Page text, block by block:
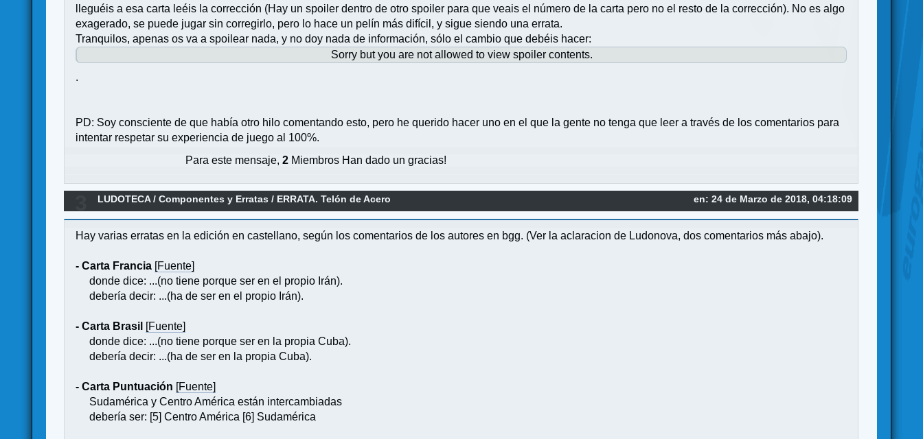
lleguéis a esa carta leéis la corrección (Hay un spoiler dentro de otro spoiler para que veais el número de la carta pero no el resto de la corrección). No es algo
exagerado, se puede jugar sin corregirlo, pero lo hace un pelín más difícil, y sigue siendo una errata.
Tranquilos, apenas os va a spoilear nada, y no doy nada de información, sólo el cambio que debéis hacer:
Sorry but you are not allowed to view spoiler contents.
.
PD: Soy consciente de que había otro hilo comentando esto, pero he querido hacer uno en el que la gente no tenga que leer a través de los comentarios para
intentar respetar su experiencia de juego al 100%.
Para este mensaje,2 Miembros Han dado un gracias!
en: 24 de Marzo de 2018, 04:18:09
LUDOTECA/Componentes y Erratas / ERRATA. Telón de Acero
Hay varias erratas en la edición en castellano, según los comentarios de los autores en bgg. (Ver la aclaracion de Ludonova, dos comentarios más abajo).
- Carta Francia [Fuente]
donde dice: ...(no tiene porque ser en el propio Irán).
debería decir: ...(ha de ser en el propio Irán).
- Carta Brasil [Fuente]
donde dice: ...(no tiene porque ser en la propia Cuba).
debería decir: ...(ha de ser en la propia Cuba).
- Carta Puntuación [Fuente]
Sudamérica y Centro América están intercambiadas
debería ser: [5] Centro América [6] Sudamérica